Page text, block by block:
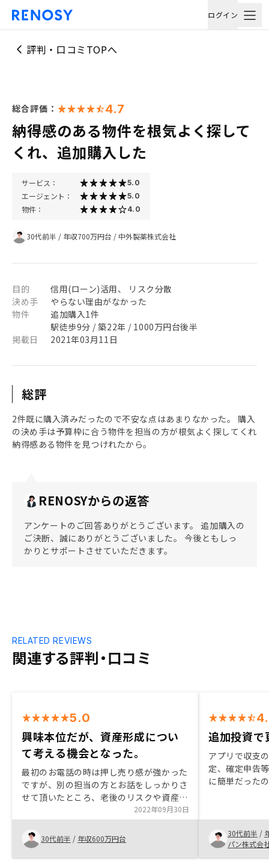
ログイン
評判・口コミTOPへ
総合評価： 4.7
納得感のある物件を根気よく探して
くれ、追加購入した
サービス： 5.0
エージェント： 5.0
物件： 4.0
30代前半 / 年収700万円台 / 中外製薬株式会社
目的
信用(ローン)活用、 リスク分散
決め手
やらない理由がなかった
物件
追加購入1件
駅徒歩9分 / 築22年 / 1000万円台後半
掲載日
2021年03月11日
総評
2件既に購入済みだったので不安な点はあまりなかった。 購入
の決め手は予算枠に合う物件を担当の方が根気よく探してくれ
納得感ある物件を見つけれたから。
RENOSYからの返答
アンケートのご回答ありがとうございます。 追加購入の
ご決断、誠にありがとうございました。 今後ともしっ
かりとサポートさせていただきます。
関連する評判・口コミ
RELATED REVIEWS
5.0
興味本位だが、資産形成につい
て考える機会となった。
最初のお電話の時は押し売り感が強かった
ですが、別の担当の方とお話をしっかりさ
せて頂いたところ、老後のリスクや資産に
ついての説明を詳細にイメージができたこ
とで投資についてのやることに対するメリ
ットを感じられた為。
2022年09月30日
30代前半 / 年収600万円台
追加投資で
アプリで収支
定、確定申告
に簡単だった
しやすいと思
30代前半 /
パン株式会